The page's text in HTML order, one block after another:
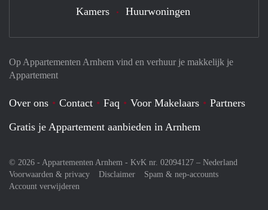
Op Appartementen Arnhem vind en verhuur je makkelijk je
Appartement
Over ons Contact Faq Voor Makelaars
Partners
Gratis je Appartement aanbieden in Arnhem
© 2026 - Appartementen Arnhem - KvK nr. 02094127 – Nederland
Voorwaarden & privacy
Disclaimer
Spam & nep-accounts
Account verwijderen
Kamers Huurwoningen